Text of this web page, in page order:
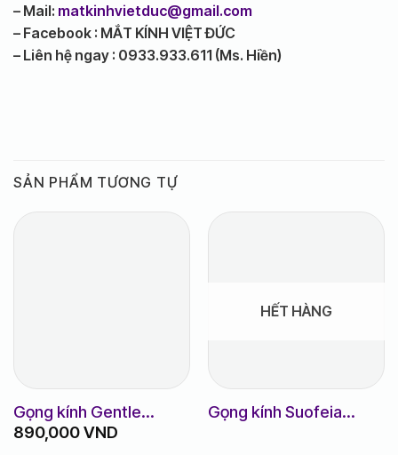
– Mail: matkinhvietduc@gmail.com
– Facebook : MẮT KÍNH VIỆT ĐỨC
– Liên hệ ngay : 0933.933.611 (Ms. Hiền)
SẢN PHẨM TƯƠNG TỰ
Gọng kính Gentle
Moster Milan
890,000VND
HẾT HÀNG
Gọng kính Suofeia